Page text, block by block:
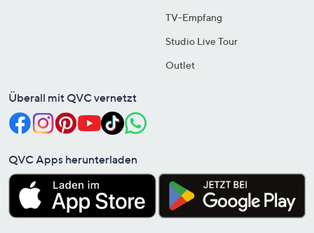
TV-Empfang
Studio Live Tour
Outlet
Überall mit QVC vernetzt
QVC Apps herunterladen